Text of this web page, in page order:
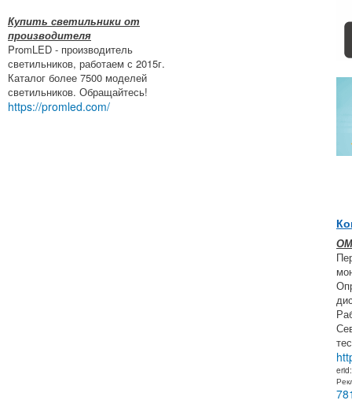
Купить светильники от
производителя
PromLED - производитель
светильников, работаем с 2015г.
Каталог более 7500 моделей
светильников. Обращайтесь!
https://promled.com/